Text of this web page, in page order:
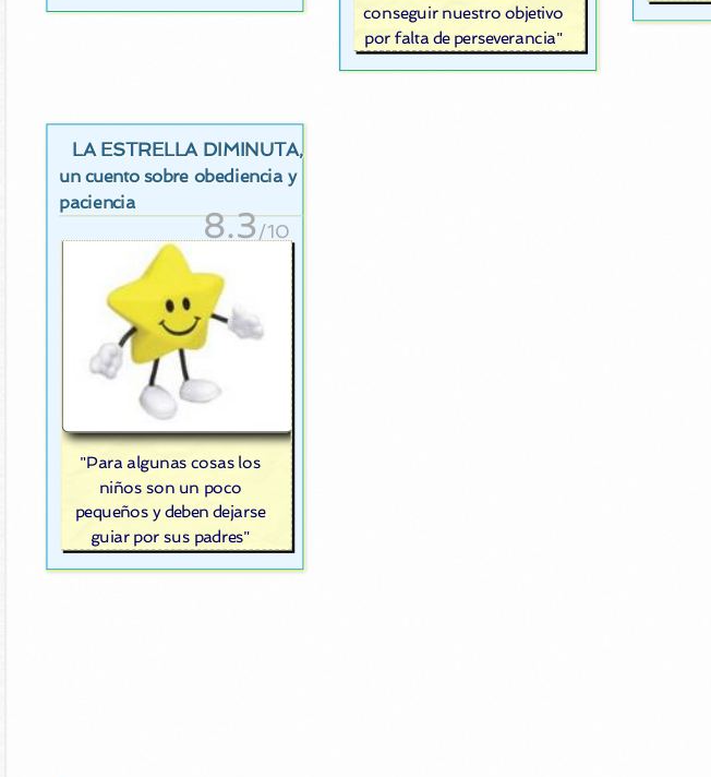
conseguir nuestro objetivo
por falta de perseverancia"
LA ESTRELLA DIMINUTA,
un cuento sobre obediencia y
paciencia
8.3/10
"Para algunas cosas los
niños son un poco
pequeños y deben dejarse
guiar por sus padres"